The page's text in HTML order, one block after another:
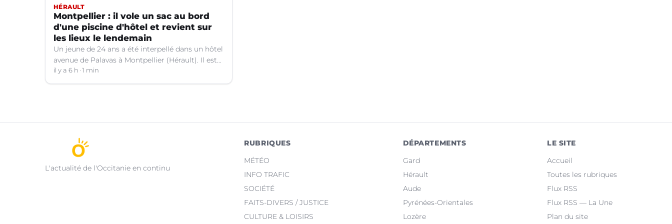
HÉRAULT
Montpellier : il vole un sac au bord
d'une piscine d'hôtel et revient sur
les lieux le lendemain
Un jeune de 24 ans a été interpellé dans un hôtel
avenue de Palavas à Montpellier (Hérault). Il est
suspecté d'avoir volé le sac d'une cliente.
il y a 6 h 1 min
L'actualité de l'Occitanie en continu
RUBRIQUES
MÉTÉO
INFO TRAFIC
SOCIÉTÉ
FAITS-DIVERS / JUSTICE
CULTURE & LOISIRS
DÉPARTEMENTS
Gard
Hérault
Aude
Pyrénées-Orientales
Lozère
LE SITE
Accueil
Toutes les rubriques
Flux RSS
Flux RSS — La Une
Plan du site